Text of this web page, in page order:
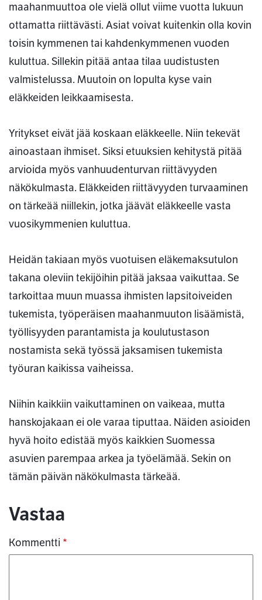
maahanmuuttoa ole vielä ollut viime vuotta lukuun
ottamatta riittävästi. Asiat voivat kuitenkin olla kovin
toisin kymmenen tai kahdenkymmenen vuoden
kuluttua. Sillekin pitää antaa tilaa uudistusten
valmistelussa. Muutoin on lopulta kyse vain
eläkkeiden leikkaamisesta.
Yritykset eivät jää koskaan eläkkeelle. Niin tekevät
ainoastaan ihmiset. Siksi etuuksien kehitystä pitää
arvioida myös vanhuudenturvan riittävyyden
näkökulmasta. Eläkkeiden riittävyyden turvaaminen
on tärkeää niillekin, jotka jäävät eläkkeelle vasta
vuosikymmenien kuluttua.
Heidän takiaan myös vuotuisen eläkemaksutulon
takana oleviin tekijöihin pitää jaksaa vaikuttaa. Se
tarkoittaa muun muassa ihmisten lapsitoiveiden
tukemista, työperäisen maahanmuuton lisäämistä,
työllisyyden parantamista ja koulutustason
nostamista sekä työssä jaksamisen tukemista
työuran kaikissa vaiheissa.
Niihin kaikkiin vaikuttaminen on vaikeaa, mutta
hanskojakaan ei ole varaa tiputtaa. Näiden asioiden
hyvä hoito edistää myös kaikkien Suomessa
asuvien parempaa arkea ja työelämää. Sekin on
tämän päivän näkökulmasta tärkeää.
Kommentit
Vastaa
Kommentti *